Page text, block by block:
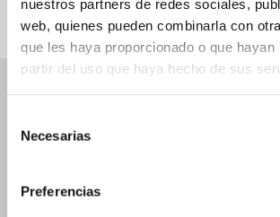
nuestros partners de redes sociales,
web, quienes pueden combinarla con
que les haya proporcionado o que hayan
partir del uso que haya hecho de sus
Necesarias
Preferencias